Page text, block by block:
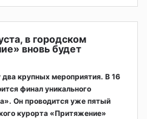
в городском
вновь будет
два крупных мероприятия. В 16
финал уникального
Он проводится уже пятый
курорта «Притяжение»